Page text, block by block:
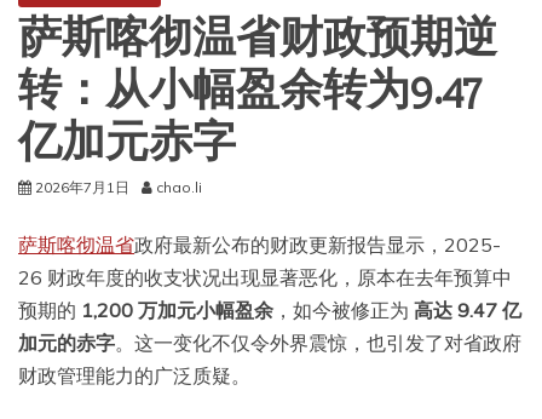
萨斯喀彻温省财政预期逆
转：从小幅盈余转为9.47
亿加元赤字
2026年7月1日 chao.li
萨斯喀彻温省政府最新公布的财政更新报告显示，2025-
26 财政年度的收支状况出现显著恶化，原本在去年预算中
预期的 1,200 万加元小幅盈余 ，如今被修正为 高达 9.47 亿
加元的赤字。这一变化不仅令外界震惊，也引发了对省政府
财政管理能力的广泛质疑。